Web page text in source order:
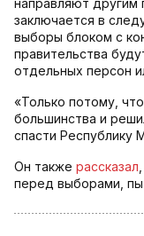
направляют другим
заключается в
выборы блоком с
правительства
отдельных персон
«Только потому,
большинства и
спасти Республику
Он также рассказал
перед выборами,